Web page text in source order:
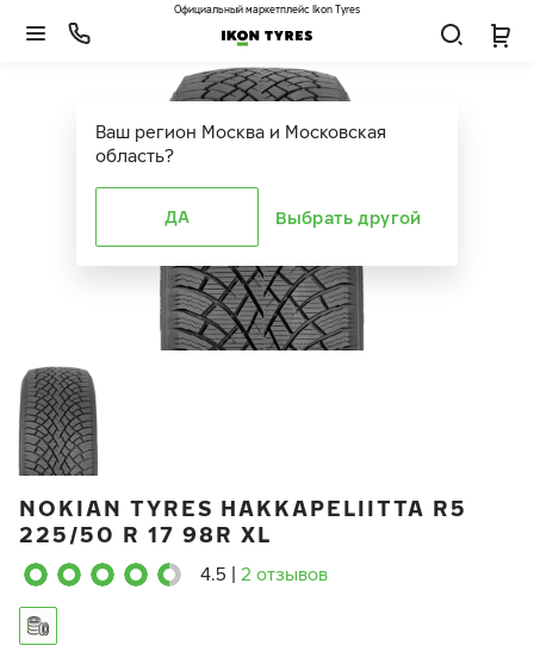
Ваш регион Москва и Московская
область?
ДА Выбрать другой
Официальный маркетплейс Ikon Tyres
NOKIAN TYRES HAKKAPELIITTA R5
225/50 R 17 98R XL
4.5 2 отзывов